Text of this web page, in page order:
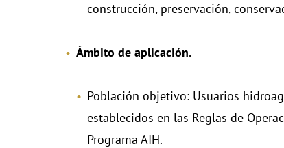
construcción, preservación,
Ámbito de aplicación.
Población objetivo: Usuarios
establecidos en las Reglas de
Programa AIH.